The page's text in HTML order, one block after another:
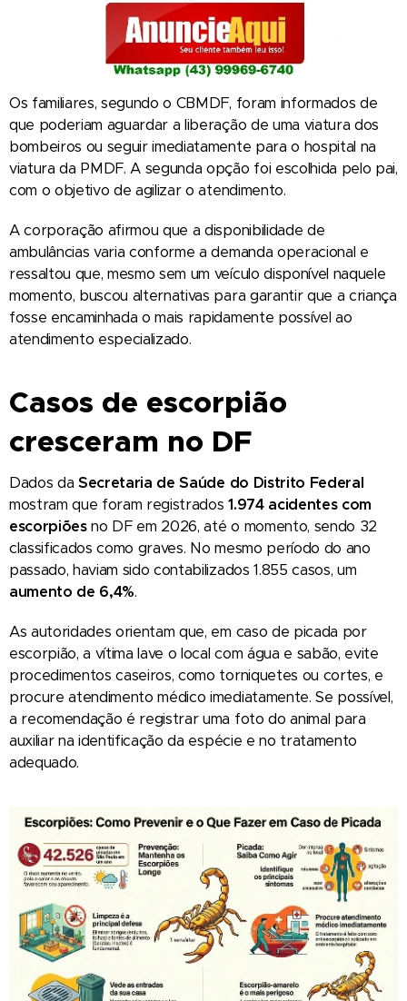
Os familiares, segundo o CBMDF, foram informados de
que poderiam aguardar a liberação de uma viatura dos
bombeiros ou seguir imediatamente para o hospital na
viatura da PMDF. A segunda opção foi escolhida pelo pai,
com o objetivo de agilizar o atendimento.
A corporação afirmou que a disponibilidade de
ambulâncias varia conforme a demanda operacional e
ressaltou que, mesmo sem um veículo disponível naquele
momento, buscou alternativas para garantir que a criança
fosse encaminhada o mais rapidamente possível ao
atendimento especializado.
Casos de escorpião
cresceram no DF
Dados daSecretaria de Saúde do Distrito Federal
mostram que foram registrados1.974 acidentes com
escorpiõesno DF em 2026, até o momento, sendo 32
classificados como graves. No mesmo período do ano
passado, haviam sido contabilizados 1.855 casos, um
aumento de 6,4%.
As autoridades orientam que, em caso de picada por
escorpião, a vítima lave o local com água e sabão, evite
procedimentos caseiros, como torniquetes ou cortes, e
procure atendimento médico imediatamente. Se possível,
a recomendação é registrar uma foto do animal para
auxiliar na identificação da espécie e no tratamento
adequado.